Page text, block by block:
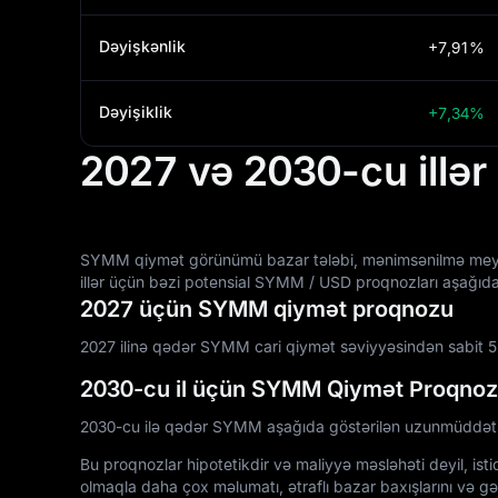
Dəyişkənlik +7,91%
Dəyişiklik +7,34%
2027 və 2030-cu
SYMM qiymət görünümü bazar tələbi, mənimsənilmə
illər üçün bəzi potensial SYMM / USD proqnozları
2027 üçün SYMM qiymət proqnozu
2027 ilinə qədər SYMM cari qiymət səviyyəsindən sabit
2030-cu il üçün SYMM Qiymət
2030-cu ilə qədər SYMM aşağıda göstərilən
Bu proqnozlar hipotetikdir və maliyyə məsləhəti deyil,
olmaqla daha çox məlumatı, ətraflı bazar baxışlarını və